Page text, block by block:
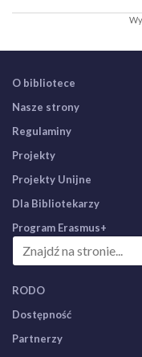
O bibliotece
Nasze strony
Regulaminy
Projekty
Projekty Unijne
Dla Bibliotekarzy
Program Erasmus+
RODO
Dostępność
Partnerzy